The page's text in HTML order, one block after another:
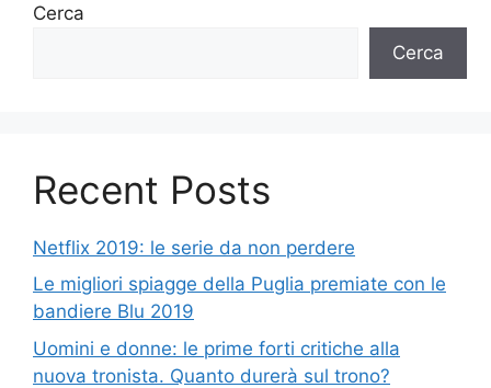
Cerca
Cerca
Recent Posts
Netflix 2019: le serie da non perdere
Le migliori spiagge della Puglia premiate con le
bandiere Blu 2019
Uomini e donne: le prime forti critiche alla
nuova tronista. Quanto durerà sul trono?